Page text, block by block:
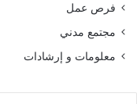
فرص عمل
مجتمع مدني
معلومات و إرشادات